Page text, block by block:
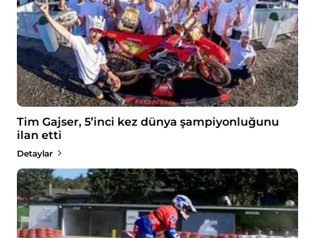
Tim Gajser, 5’inci kez dünya şampiyonluğunu
ilan etti
Detaylar